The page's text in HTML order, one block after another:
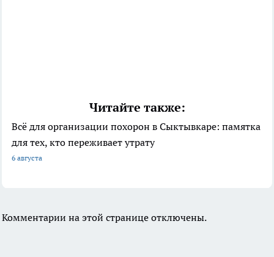
Читайте также:
Всё для организации похорон в Сыктывкаре: памятка
для тех, кто переживает утрату
6 августа
Комментарии на этой странице отключены.